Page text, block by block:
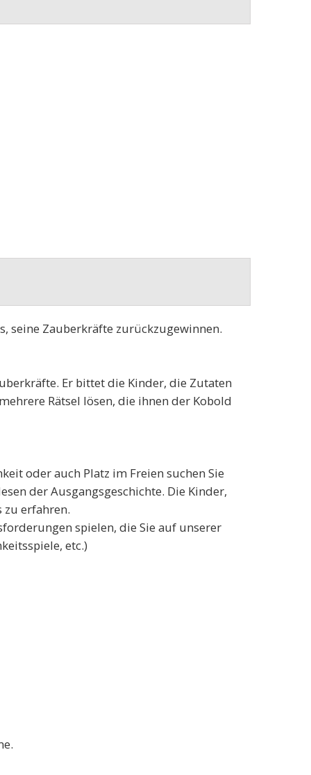
seine Zauberkräfte zurückzugewinnen.
Er bittet die Kinder, die Zutaten
Rätsel lösen, die ihnen der Kobold
oder auch Platz im Freien suchen Sie
der Ausgangsgeschichte. Die Kinder,
zu erfahren.
spielen, die Sie auf unserer
etc.)